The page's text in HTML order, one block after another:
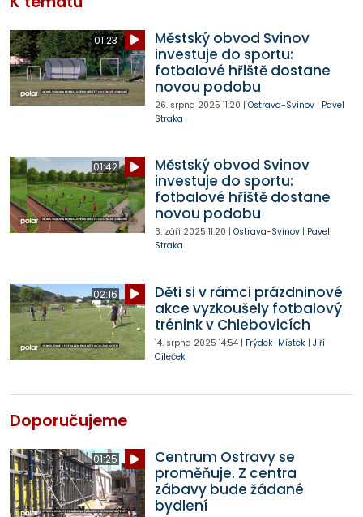
01:23
Městský obvod Svinov
investuje do sportu:
fotbalové hřiště dostane
novou podobu
26. srpna 2025 11:20 | Ostrava-Svinov| Pavel
Straka
01:42
Městský obvod Svinov
investuje do sportu:
fotbalové hřiště dostane
novou podobu
3. září 2025 11:20 | Ostrava-Svinov| Pavel
Straka
02:16
Děti si v rámci prázdninové
akce vyzkoušely fotbalový
trénink v Chlebovicích
14. srpna 2025 14:54| Frýdek-Místek| Jiří
Cileček
Doporučujeme
01:25
Centrum Ostravy se
proměňuje. Z centra
zábavy bude žádané
bydlení